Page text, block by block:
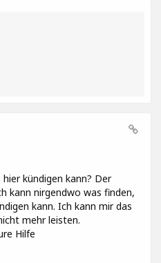
kündigen kann? Der
kann nirgendwo was finden,
kann. Ich kann mir das
mehr leisten.
Hilfe